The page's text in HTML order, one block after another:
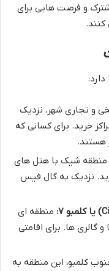
و فرصت هایی برای
کنند.
و تجاری شهر، نزدیک
خرید. برای کسانی که
هستند.
شیک با هتل های
نزدیک به گال فیس
منطقه ای
و گالری ها. برای اقامتی
کلمبو، این منطقه به